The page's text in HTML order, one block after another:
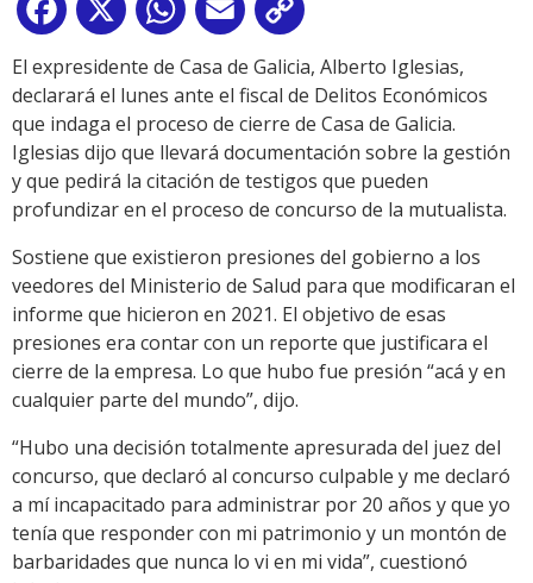
Facebook
X WhatsApp
Email
Link
El expresidente de Casa de Galicia, Alberto Iglesias,
declarará el lunes ante el fiscal de Delitos Económicos
que indaga el proceso de cierre de Casa de Galicia.
Iglesias dijo que llevará documentación sobre la gestión
y que pedirá la citación de testigos que pueden
profundizar en el proceso de concurso de la mutualista.
Sostiene que existieron presiones del gobierno a los
veedores del Ministerio de Salud para que modificaran el
informe que hicieron en 2021. El objetivo de esas
presiones era contar con un reporte que justificara el
cierre de la empresa. Lo que hubo fue presión “acá y en
cualquier parte del mundo”, dijo.
“Hubo una decisión totalmente apresurada del juez del
concurso, que declaró al concurso culpable y me declaró
a mí incapacitado para administrar por 20 años y que yo
tenía que responder con mi patrimonio y un montón de
barbaridades que nunca lo vi en mi vida”, cuestionó